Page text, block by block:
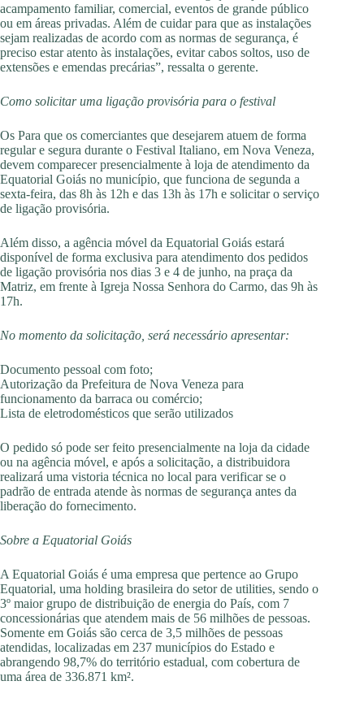
acampamento familiar, comercial, eventos de grande público
ou em áreas privadas. Além de cuidar para que as instalações
sejam realizadas de acordo com as normas de segurança, é
preciso estar atento às instalações, evitar cabos soltos, uso de
extensões e emendas precárias”, ressalta o gerente.
Como solicitar uma ligação provisória para o festival
Os Para que os comerciantes que desejarem atuem de forma
regular e segura durante o Festival Italiano, em Nova Veneza,
devem comparecer presencialmente à loja de atendimento da
Equatorial Goiás no município, que funciona de segunda a
sexta-feira, das 8h às 12h e das 13h às 17h e solicitar o serviço
de ligação provisória.
Além disso, a agência móvel da Equatorial Goiás estará
disponível de forma exclusiva para atendimento dos pedidos
de ligação provisória nos dias 3 e 4 de junho, na praça da
Matriz, em frente à Igreja Nossa Senhora do Carmo, das 9h às
17h.
No momento da solicitação, será necessário apresentar:
Documento pessoal com foto;
Autorização da Prefeitura de Nova Veneza para
funcionamento da barraca ou comércio;
Lista de eletrodomésticos que serão utilizados
O pedido só pode ser feito presencialmente na loja da cidade
ou na agência móvel, e após a solicitação, a distribuidora
realizará uma vistoria técnica no local para verificar se o
padrão de entrada atende às normas de segurança antes da
liberação do fornecimento.
Sobre a Equatorial Goiás
A Equatorial Goiás é uma empresa que pertence ao Grupo
Equatorial, uma holding brasileira do setor de utilities, sendo o
3º maior grupo de distribuição de energia do País, com 7
concessionárias que atendem mais de 56 milhões de pessoas.
Somente em Goiás são cerca de 3,5 milhões de pessoas
atendidas, localizadas em 237 municípios do Estado e
abrangendo 98,7% do território estadual, com cobertura de
uma área de 336.871 km².